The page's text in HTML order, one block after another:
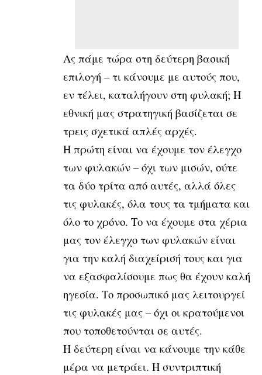
Ας πάμε τώρα στη δεύτερη βασική
επιλογή – τι κάνουμε με αυτούς που,
εν τέλει, καταλήγουν στη φυλακή; Η
εθνική μας στρατηγική βασίζεται σε
τρεις σχετικά απλές αρχές.
Η πρώτη είναι να έχουμε τον έλεγχο
των φυλακών – όχι των μισών, ούτε
τα δύο τρίτα από αυτές, αλλά όλες
τις φυλακές, όλα τους τα τμήματα και
όλο το χρόνο. Το να έχουμε στα χέρια
μας τον έλεγχο των φυλακών είναι
για την καλή διαχείρισή τους και για
να εξασφαλίσουμε πως θα έχουν καλή
ηγεσία. Το προσωπικό μας λειτουργεί
τις φυλακές μας – όχι οι κρατούμενοι
που τοποθετούνται σε αυτές.
Η δεύτερη είναι να κάνουμε την κάθε
μέρα να μετράει. Η συντριπτική